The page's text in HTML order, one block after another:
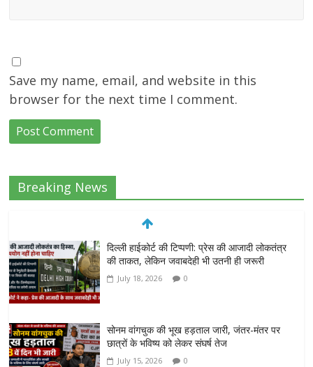
Save my name, email, and website in this
browser for the next time I comment.
Breaking News
दिल्ली हाईकोर्ट की टिप्पणी: प्रेस की आजादी लोकतंत्र
की ताकत, लेकिन जवाबदेही भी उतनी ही जरूरी
July 18, 2026 0
सोनम वांगचुक की भूख हड़ताल जारी, जंतर-मंतर पर
छात्रों के भविष्य को लेकर संघर्ष तेज
July 15, 2026 0